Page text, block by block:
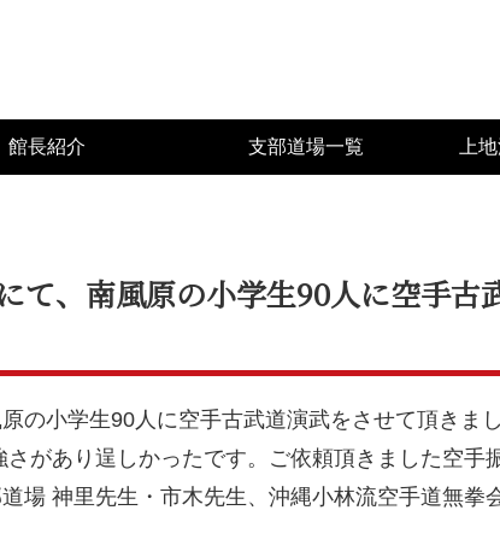
館長紹介 支部道場一覧 上
て、南風原の小学生90人に空手古
の小学生90人に空手古武道演武をさせて頂きま
があり逞しかったです。ご依頼頂きました空手
場 神里先生・市木先生、沖縄小林流空手道無拳